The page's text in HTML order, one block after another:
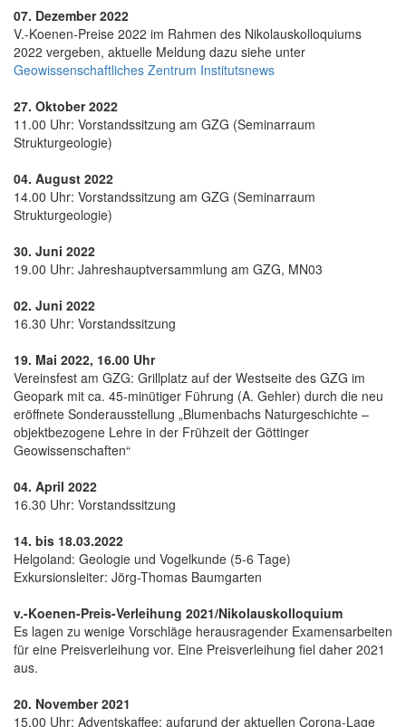
07. Dezember 2022
V.-Koenen-Preise 2022 im Rahmen des Nikolauskolloquiums
2022 vergeben, aktuelle Meldung dazu siehe unter
Geowissenschaftliches Zentrum Institutsnews
27. Oktober 2022
11.00 Uhr: Vorstandssitzung am GZG (Seminarraum
Strukturgeologie)
04. August 2022
14.00 Uhr: Vorstandssitzung am GZG (Seminarraum
Strukturgeologie)
30. Juni 2022
19.00 Uhr: Jahreshauptversammlung am GZG, MN03
02. Juni 2022
16.30 Uhr: Vorstandssitzung
19. Mai 2022, 16.00 Uhr
Vereinsfest am GZG: Grillplatz auf der Westseite des GZG im
Geopark mit ca. 45-minütiger Führung (A. Gehler) durch die neu
eröffnete Sonderausstellung „Blumenbachs Naturgeschichte –
objektbezogene Lehre in der Frühzeit der Göttinger
Geowissenschaften“
04. April 2022
16.30 Uhr: Vorstandssitzung
14. bis 18.03.2022
Helgoland: Geologie und Vogelkunde (5-6 Tage)
Exkursionsleiter: Jörg-Thomas Baumgarten
v.-Koenen-Preis-Verleihung 2021/Nikolauskolloquium
Es lagen zu wenige Vorschläge herausragender Examensarbeiten
für eine Preisverleihung vor. Eine Preisverleihung fiel daher 2021
aus.
20. November 2021
15.00 Uhr: Adventskaffee: aufgrund der aktuellen Corona-Lage